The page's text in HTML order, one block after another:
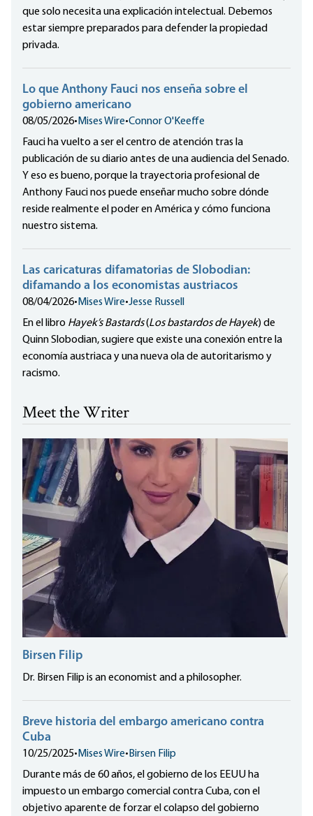
que solo necesita una explicación intelectual. Debemos
estar siempre preparados para defender la propiedad
privada.
Lo que Anthony Fauci nos enseña sobre el
gobierno americano
08/05/2026• Mises Wire•Connor O'Keeffe
Fauci ha vuelto a ser el centro de atención tras la
publicación de su diario antes de una audiencia del Senado.
Y eso es bueno, porque la trayectoria profesional de
Anthony Fauci nos puede enseñar mucho sobre dónde
reside realmente el poder en América y cómo funciona
nuestro sistema.
Las caricaturas difamatorias de Slobodian:
difamando a los economistas austriacos
08/04/2026• Mises Wire•Jesse Russell
En el libro Hayek’s Bastards(Los bastardos de Hayek) de
Quinn Slobodian, sugiere que existe una conexión entre la
economía austriaca y una nueva ola de autoritarismo y
racismo.
Meet the Writer
Birsen Filip
Dr. Birsen Filip is an economist and a philosopher.
Breve historia del embargo americano contra
Cuba
10/25/2025• Mises Wire• Birsen Filip
Durante más de 60 años, el gobierno de los EEUU ha
impuesto un embargo comercial contra Cuba, con el
objetivo aparente de forzar el colapso del gobierno